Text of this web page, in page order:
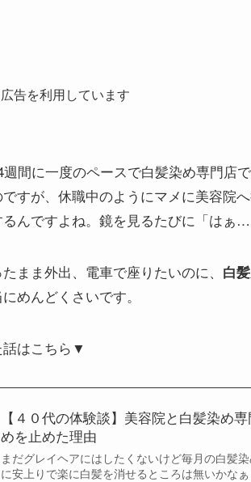
告を利用しています
間に一度のペースで白髪染め専門店
すが、休職中のようにマメに美容院
んですよね。鏡を見るたびに「はぁ…
まま外出、電車で座りたいのに、 白
んどくさいです。
話はこちら▼
【４０代の体験談】美容院と白髪染め
めを止めた理由
まだグレイヘアにはしたくないけど毎月の白髪
に安上りで楽に白髪を消せるところは無いかな